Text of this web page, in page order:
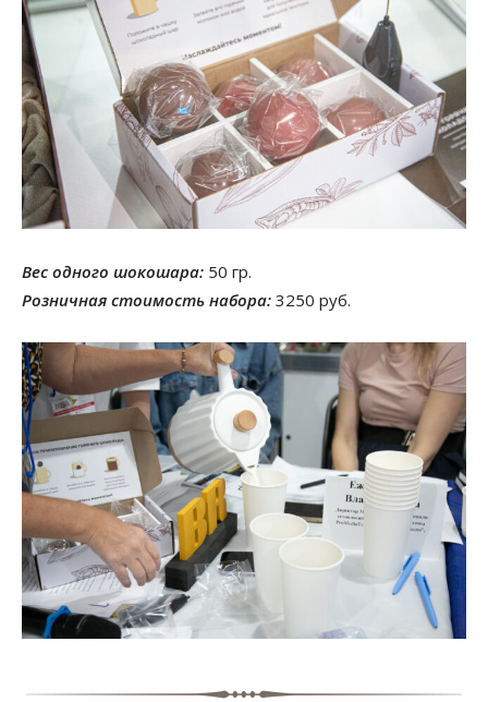
Вес одного шокошара: 50 гр.
Розничная стоимость набора: 3250 руб.